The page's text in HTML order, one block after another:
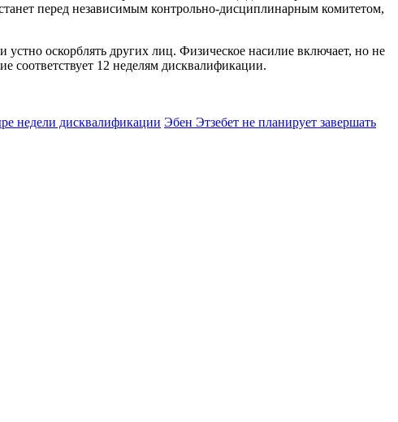
перед независимым контрольно-дисциплинарным комитетом,
оскорблять других лиц. Физическое насилие включает, но не
соответствует 12 неделям дисквалификации.
недели дисквалификации Эбен Этзебет не планирует завершать